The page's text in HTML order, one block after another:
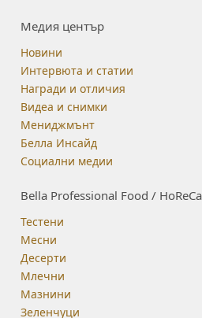
Медия център
Новини
Интервюта и статии
Награди и отличия
Видеа и снимки
Мениджмънт
Белла Инсайд
Социални медии
Bella Professional Food / HoReCa
Тестени
Месни
Десерти
Млечни
Мазнини
Зеленчуци